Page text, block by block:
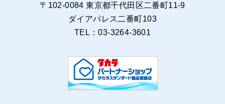
〒102-0084 東京都千代田区二番町11-9
ダイアパレス二番町103
TEL：03-3264-3601